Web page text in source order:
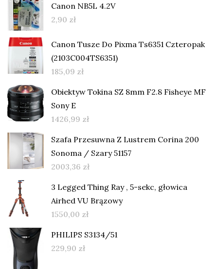
Canon NB5L 4.2V
2,90 zł
Canon Tusze Do Pixma Ts6351 Czteropak
(2103C004TS6351)
185,09 zł
Obiektyw Tokina SZ 8mm F2.8 Fisheye MF
Sony E
1426,99 zł
Szafa Przesuwna Z Lustrem Corina 200
Sonoma / Szary 51157
2003,36 zł
3 Legged Thing Ray , 5-sekc, głowica
Airhed VU Brązowy
1550,00 zł
PHILIPS S3134/51
229,90 zł